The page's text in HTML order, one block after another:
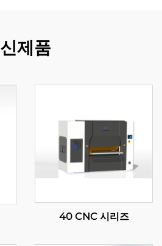
신제품
40 CNC 시리즈